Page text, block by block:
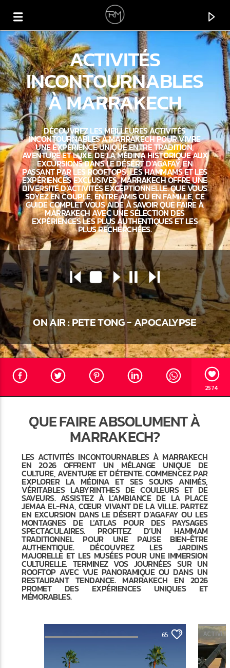
CURRENT TRACK
APOCALYPSE
PETE TONG
Radio Marrakech
ACTIVITÉS
INCONTOURNABLES
À MARRAKECH
DÉCOUVREZ LES MEILLEURES ACTIVITÉS
INCONTOURNABLES À MARRAKECH POUR VIVRE
UNE EXPÉRIENCE UNIQUE ENTRE TRADITION,
AVENTURE ET LUXE. DE LA MÉDINA HISTORIQUE AUX
EXCURSIONS DANS LE DÉSERT D’AGAFAY, EN
PASSANT PAR LES ROOFTOPS, LES HAMMAMS ET LES
EXPÉRIENCES EXCLUSIVES, MARRAKECH OFFRE UNE
DIVERSITÉ D’ACTIVITÉS EXCEPTIONNELLE. QUE VOUS
SOYEZ EN COUPLE, ENTRE AMIS OU EN FAMILLE, CE
GUIDE COMPLET VOUS AIDE À SAVOIR QUE FAIRE À
MARRAKECH AVEC UNE SÉLECTION DES
EXPÉRIENCES LES PLUS AUTHENTIQUES ET LES
PLUS RECHERCHÉES.
ON AIR :PETE TONG - APOCALYPSE
2574
QUE FAIRE ABSOLUMENT À
MARRAKECH?
LES ACTIVITÉS INCONTOURNABLES À MARRAKECH
EN 2026 OFFRENT UN MÉLANGE UNIQUE DE
CULTURE, AVENTURE ET DÉTENTE. COMMENCEZ PAR
EXPLORER LA MÉDINA ET SES SOUKS ANIMÉS,
VÉRITABLES LABYRINTHES DE COULEURS ET DE
SAVEURS. ASSISTEZ À L’AMBIANCE DE LA PLACE
JEMAA EL-FNA, CŒUR VIVANT DE LA VILLE. PARTEZ
EN EXCURSION DANS LE DÉSERT D’AGAFAY OU LES
MONTAGNES DE L’ATLAS POUR DES PAYSAGES
SPECTACULAIRES. PROFITEZ D’UN HAMMAM
TRADITIONNEL POUR UNE PAUSE BIEN-ÊTRE
AUTHENTIQUE. DÉCOUVREZ LES JARDINS
MAJORELLE ET LES MUSÉES POUR UNE IMMERSION
CULTURELLE. TERMINEZ VOS JOURNÉES SUR UN
ROOFTOP AVEC VUE PANORAMIQUE OU DANS UN
RESTAURANT TENDANCE. MARRAKECH EN 2026
PROMET DES EXPÉRIENCES UNIQUES ET
MÉMORABLES.
DÉCOUVERTES
65